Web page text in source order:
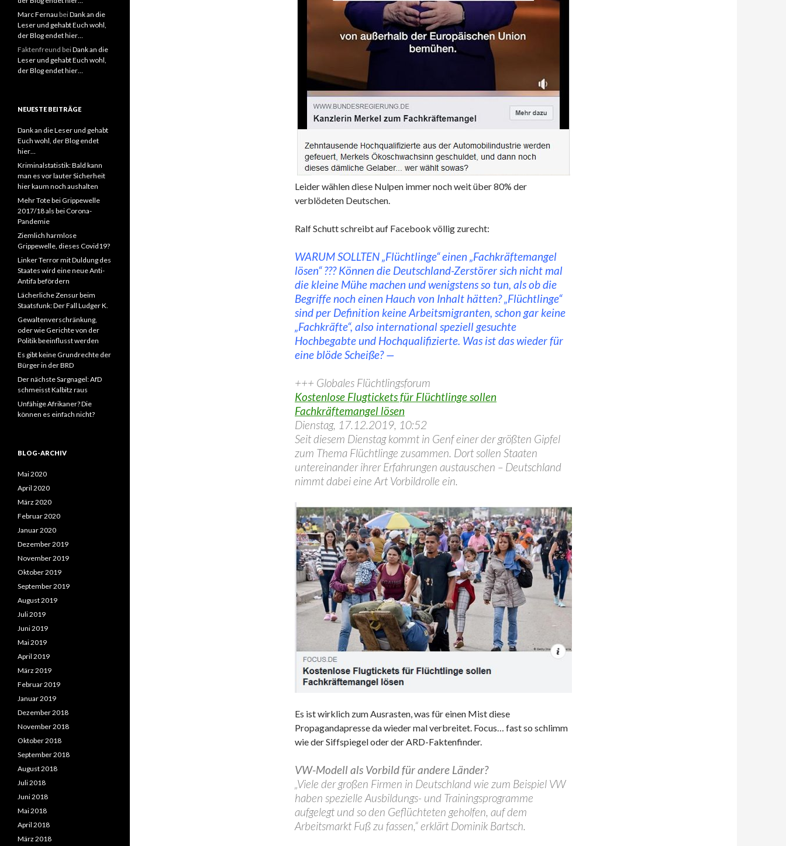
Leider wählen diese Nulpen immer noch weit über 80% der
verblödeten Deutschen.
Ralf Schutt schreibt auf Facebook völlig zurecht:
WARUM SOLLTEN „Flüchtlinge“ einen „Fachkräftemangel
lösen“ ??? Können die Deutschland-Zerstörer sich nicht mal
die kleine Mühe machen und wenigstens so tun, als ob die
Begriffe noch einen Hauch von Inhalt hätten? „Flüchtlinge“
sind per Definition keine Arbeitsmigranten, schon gar keine
„Fachkräfte“, also international speziell gesuchte
Hochbegabte und Hochqualifizierte. Was ist das wieder für
eine blöde Scheiße? —
+++ Globales Flüchtlingsforum
Kostenlose Flugtickets für Flüchtlinge sollen
Fachkräftemangel lösen
Dienstag, 17.12.2019, 10:52
Seit diesem Dienstag kommt in Genf einer der größten Gipfel
zum Thema Flüchtlinge zusammen. Dort sollen Staaten
untereinander ihrer Erfahrungen austauschen – Deutschland
nimmt dabei eine Art Vorbildrolle ein.
Es ist wirklich zum Ausrasten, was für einen Mist diese
Propagandapresse da wieder mal verbreitet. Focus… fast so schlimm
wie der Siffspiegel oder der ARD-Faktenfinder.
VW-Modell als Vorbild für andere Länder?
„Viele der großen Firmen in Deutschland wie zum Beispiel VW
haben spezielle Ausbildungs- und Trainingsprogramme
aufgelegt und so den Geflüchteten geholfen, auf dem
Arbeitsmarkt Fuß zu fassen,“ erklärt Dominik Bartsch.
Marc Fernau beiDank an die
Leser und gehabt Euch wohl,
der Blog endet hier…
Faktenfreund beiDank an die
Leser und gehabt Euch wohl,
der Blog endet hier…
NEUESTE BEITRÄGE
Dank an die Leser und gehabt
Euch wohl, der Blog endet
hier…
Kriminalstatistik: Bald kann
man es vor lauter Sicherheit
hier kaum noch aushalten
Mehr Tote bei Grippewelle
2017/18 als bei Corona-
Pandemie
Ziemlich harmlose
Grippewelle, dieses Covid19?
Linker Terror mit Duldung des
Staates wird eine neue Anti-
Antifa befördern
Lächerliche Zensur beim
Staatsfunk: Der Fall Ludger K.
Gewaltenverschränkung,
oder wie Gerichte von der
Politik beeinflusst werden
Es gibt keine Grundrechte der
Bürger in der BRD
Der nächste Sargnagel: AfD
schmeisst Kalbitz raus
Unfähige Afrikaner? Die
können es einfach nicht?
BLOG-ARCHIV
Mai 2020
April 2020
März 2020
Februar 2020
Januar 2020
Dezember 2019
November 2019
Oktober 2019
September 2019
August 2019
Juli 2019
Juni 2019
Mai 2019
April 2019
März 2019
Februar 2019
Januar 2019
Dezember 2018
November 2018
Oktober 2018
September 2018
August 2018
Juli 2018
Juni 2018
Mai 2018
April 2018
März 2018